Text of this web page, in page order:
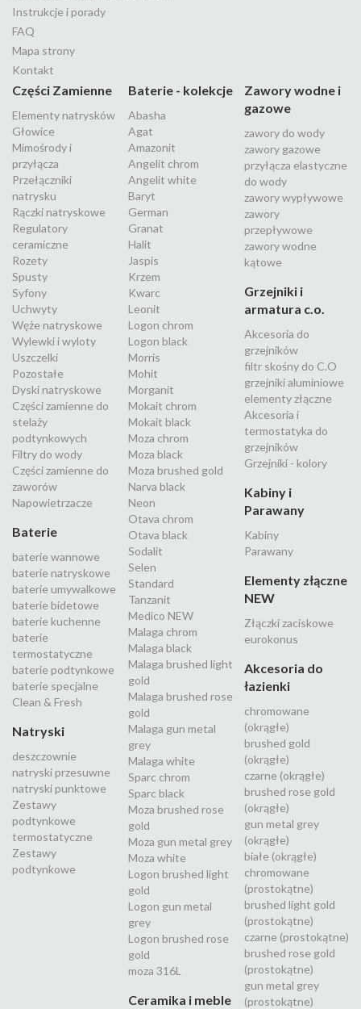
Instrukcje i porady
FAQ
Mapa strony
Kontakt
Części Zamienne
Elementy natrysków
Głowice
Mimośrody i
przyłącza
Przełączniki
natrysku
Rączki natryskowe
Regulatory
ceramiczne
Rozety
Spusty
Syfony
Uchwyty
Węże natryskowe
Wylewki i wyloty
Uszczelki
Pozostałe
Dyski natryskowe
Części zamienne do
stelaży
podtynkowych
Filtry do wody
Części zamienne do
zaworów
Napowietrzacze
Baterie
baterie wannowe
baterie natryskowe
baterie umywalkowe
baterie bidetowe
baterie kuchenne
baterie
termostatyczne
baterie podtynkowe
baterie specjalne
Clean & Fresh
Natryski
deszczownie
natryski przesuwne
natryski punktowe
Zestawy
podtynkowe
termostatyczne
Zestawy
podtynkowe
Baterie - kolekcje
Abasha
Agat
Amazonit
Angelit chrom
Angelit white
Baryt
German
Granat
Halit
Jaspis
Krzem
Kwarc
Leonit
Logon chrom
Logon black
Morris
Mohit
Morganit
Mokait chrom
Mokait black
Moza chrom
Moza black
Moza brushed gold
Narva black
Neon
Otava chrom
Otava black
Sodalit
Selen
Standard
Tanzanit
Medico NEW
Malaga chrom
Malaga black
Malaga brushed light
gold
Malaga brushed rose
gold
Malaga gun metal
grey
Malaga white
Sparc chrom
Sparc black
Moza brushed rose
gold
Moza gun metal grey
Moza white
Logon brushed light
gold
Logon gun metal
grey
Logon brushed rose
gold
moza 316L
Ceramika i meble
Zawory wodne i
gazowe
zawory do wody
zawory gazowe
przyłącza elastyczne
do wody
zawory wypływowe
zawory
przepływowe
zawory wodne
kątowe
Grzejniki i
armatura c.o.
Akcesoria do
grzejników
filtr skośny do C.O
grzejniki aluminiowe
elementy złączne
Akcesoria i
termostatyka do
grzejników
Grzejniki - kolory
Kabiny i
Parawany
Kabiny
Parawany
Elementy złączne
NEW
Złączki zaciskowe
eurokonus
Akcesoria do
łazienki
chromowane
(okrągłe)
brushed gold
(okrągłe)
czarne (okrągłe)
brushed rose gold
(okrągłe)
gun metal grey
(okrągłe)
białe (okrągłe)
chromowane
(prostokątne)
brushed light gold
(prostokątne)
czarne (prostokątne)
brushed rose gold
(prostokątne)
gun metal grey
(prostokątne)